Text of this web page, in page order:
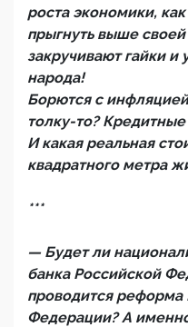
роста экономики,
прыгнуть выше
закручивают гайки
народа!
Борются с
толку-то?
И какая реальная
квадратного метра
***
— Будет ли
банка Российской
проводится реформа
Федерации? А именно